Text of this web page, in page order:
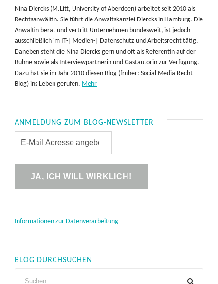
Nina Diercks (M.Litt, University of Aberdeen) arbeitet seit 2010 als
Rechtsanwältin. Sie führt die Anwaltskanzlei Diercks in Hamburg. Die
Anwältin berät und vertritt Unternehmen bundesweit, ist jedoch
ausschließlich im IT-| Medien-| Datenschutz und Arbeitsrecht tätig.
Daneben steht die Nina Diercks gern und oft als Referentin auf der
Bühne sowie als Interviewpartnerin und Gastautorin zur Verfügung.
Dazu hat sie im Jahr 2010 diesen Blog (früher: Social Media Recht
Blog) ins Leben gerufen. Mehr
ANMELDUNG ZUM BLOG-NEWSLETTER
Informationen zur Datenverarbeitung
BLOG DURCHSUCHEN